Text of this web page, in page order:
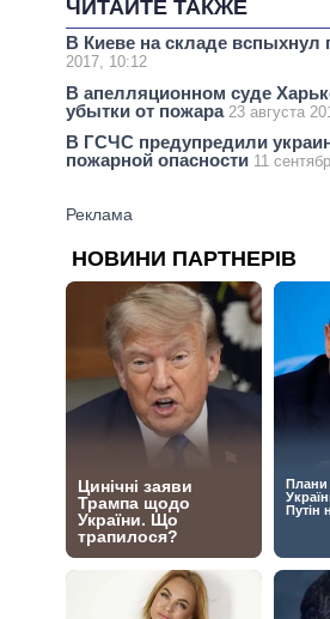
ЧИТАЙТЕ ТАКЖЕ
В Киеве на складе вспыхнул
2017, 10:12
В апелляционном суде
убытки от пожара 23 августа
В ГСЧС предупредили
пожарной опасности 11